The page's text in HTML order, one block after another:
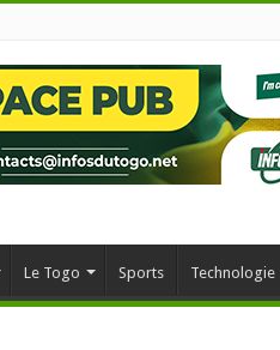
Le Togo Sports Technologie